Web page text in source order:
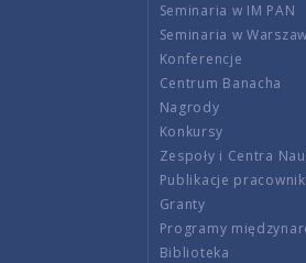
Seminaria w IM PAN
Seminaria w
Konferencje
Centrum Banacha
Nagrody
Konkursy
Zespoły i Centra
Publikacje
Granty
Programy
Biblioteka